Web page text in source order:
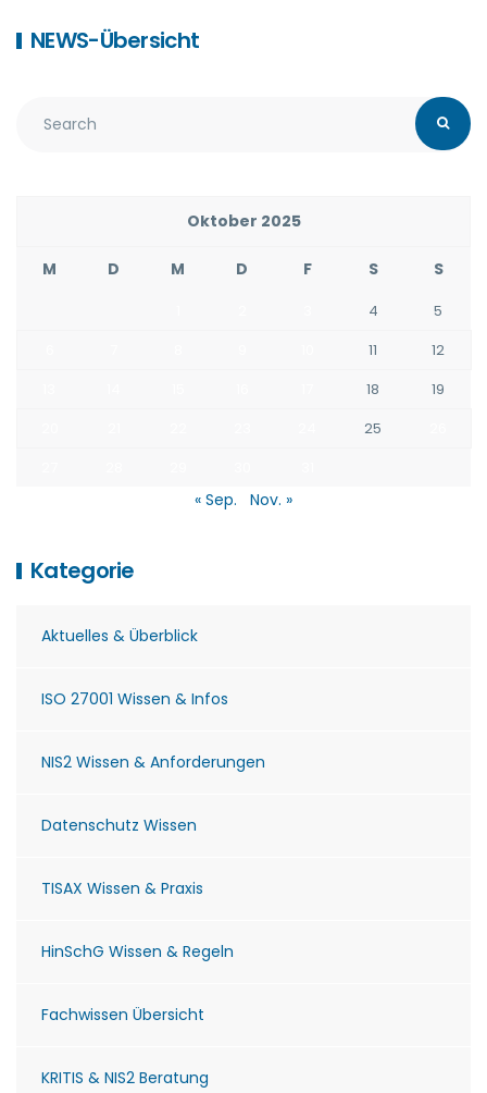
NEWS-Übersicht
Oktober 2025
M D M D F S S
4
5
11
12
18
19
25
« Sep. Nov. »
Kategorie
Aktuelles & Überblick
ISO 27001 Wissen & Infos
NIS2 Wissen & Anforderungen
Datenschutz Wissen
TISAX Wissen & Praxis
HinSchG Wissen & Regeln
Fachwissen Übersicht
KRITIS & NIS2 Beratung